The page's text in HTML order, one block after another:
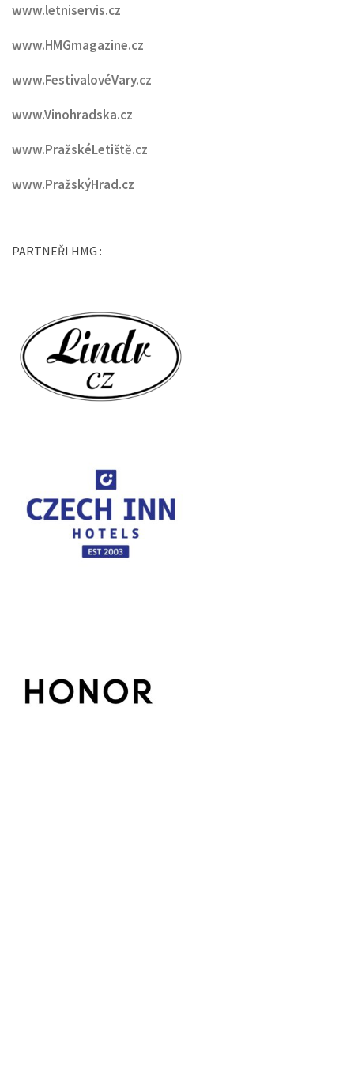
www.letniservis.cz
www.HMGmagazine.cz
www.FestivalovéVary.cz
www.Vinohradska.cz
www.PražskéLetiště.cz
www.PražskýHrad.cz
PARTNEŘI HMG :